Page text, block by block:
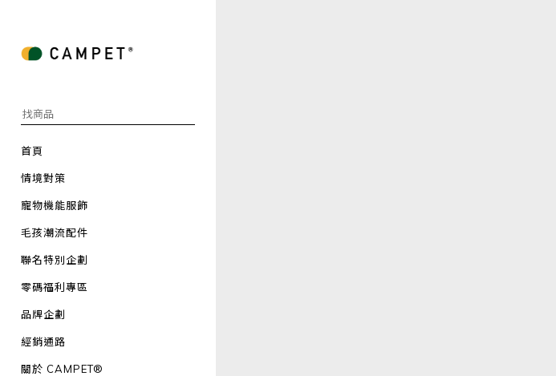
首頁
情境對策
寵物機能服飾
毛孩潮流配件
聯名特別企劃
零碼福利專區
品牌企劃
經銷通路
關於 CAMPET®